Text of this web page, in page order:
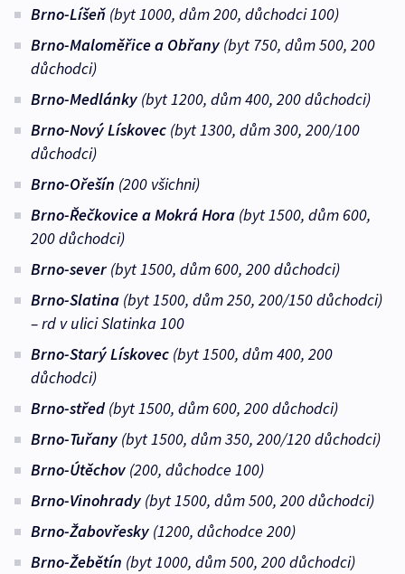
Brno-Líšeň (byt 1000, dům 200, důchodci 100)
Brno-Maloměřice a Obřany (byt 750, dům 500, 200
důchodci)
Brno-Medlánky (byt 1200, dům 400, 200 důchodci)
Brno-Nový Lískovec (byt 1300, dům 300, 200/100
důchodci)
Brno-Ořešín (200 všichni)
Brno-Řečkovice a Mokrá Hora (byt 1500, dům 600,
200 důchodci)
Brno-sever (byt 1500, dům 600, 200 důchodci)
Brno-Slatina (byt 1500, dům 250, 200/150 důchodci)
– rd v ulici Slatinka 100
Brno-Starý Lískovec (byt 1500, dům 400, 200
důchodci)
Brno-střed (byt 1500, dům 600, 200 důchodci)
Brno-Tuřany (byt 1500, dům 350, 200/120 důchodci)
Brno-Útěchov (200, důchodce 100)
Brno-Vinohrady (byt 1500, dům 500, 200 důchodci)
Brno-Žabovřesky (1200, důchodce 200)
Brno-Žebětín (byt 1000, dům 500, 200 důchodci)